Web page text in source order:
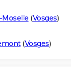
(Vosges)
(Vosges)